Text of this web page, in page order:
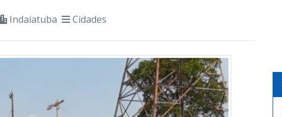
Indaiatuba Cidades